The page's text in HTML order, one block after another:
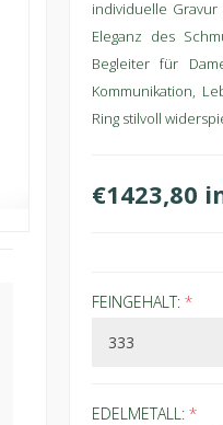
individuelle
Eleganz des
Begleiter für
Kommunikation,
Ring stilvoll
€1423,80
FEINGEHALT: *
EDELMETALL: *